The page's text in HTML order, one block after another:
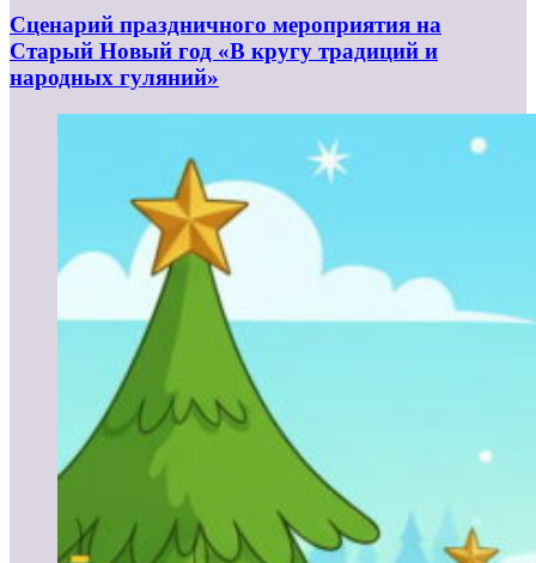
Сценарий праздничного мероприятия на
Старый Новый год «В кругу традиций и
народных гуляний»